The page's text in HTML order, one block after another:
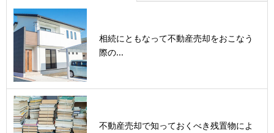
相続にともなって不動産売却をおこなう
際の...
不動産売却で知っておくべき残置物によ